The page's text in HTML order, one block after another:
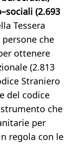
(2.693
Tessera
che
ottenere
(2.813
Straniero
del codice
che
per
regola con le